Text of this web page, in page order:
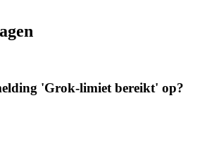
'Grok-limiet bereikt' op?